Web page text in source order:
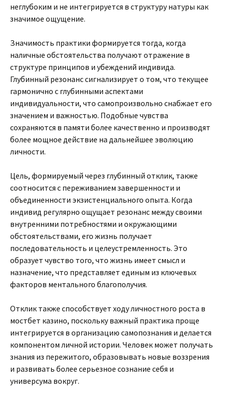
неглубоким и не интегрируется в структуру натуры как
значимое ощущение.
Значимость практики формируется тогда, когда
наличные обстоятельства получают отражение в
структуре принципов и убеждений индивида.
Глубинный резонанс сигнализирует о том, что текущее
гармонично с глубинными аспектами
индивидуальности, что самопроизвольно снабжает его
значением и важностью. Подобные чувства
сохраняются в памяти более качественно и производят
более мощное действие на дальнейшее эволюцию
личности.
Цель, формируемый через глубинный отклик, также
соотносится с переживанием завершенности и
объединенности экзистенциального опыта. Когда
индивид регулярно ощущает резонанс между своими
внутренними потребностями и окружающими
обстоятельствами, его жизнь получает
последовательность и целеустремленность. Это
образует чувство того, что жизнь имеет смысл и
назначение, что представляет единым из ключевых
факторов ментального благополучия.
Отклик также способствует ходу личностного роста в
мостбет казино, поскольку важный практика проще
интегрируется в организацию самопознания и делается
компонентом личной истории. Человек может получать
знания из пережитого, образовывать новые воззрения
и развивать более серьезное сознание себя и
универсума вокруг.